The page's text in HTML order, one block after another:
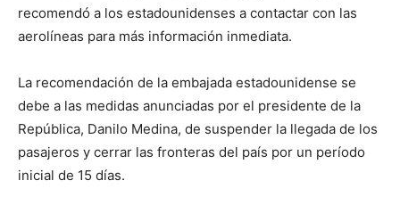
recomendó a los estadounidenses a contactar con las
aerolíneas para más información inmediata.
La recomendación de la embajada estadounidense se
debe a las medidas anunciadas por el presidente de la
República, Danilo Medina, de suspender la llegada de los
pasajeros y cerrar las fronteras del país por un período
inicial de 15 días.